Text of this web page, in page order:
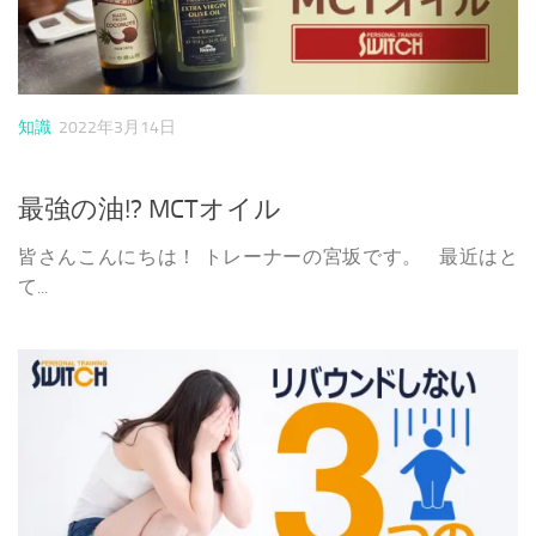
知識 2022年3月14日
最強の油!? MCTオイル
皆さんこんにちは！ トレーナーの宮坂です。 最近はと
て...